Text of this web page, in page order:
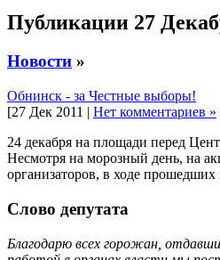
Публикации 27
Новости »
Обнинск - за Честные выборы!
[27 Дек 2011 | Нет комментариев »
24 декабря на площади перед
Несмотря на морозный день, на
организаторов, в ходе
Слово депутата
Благодарю всех горожан,